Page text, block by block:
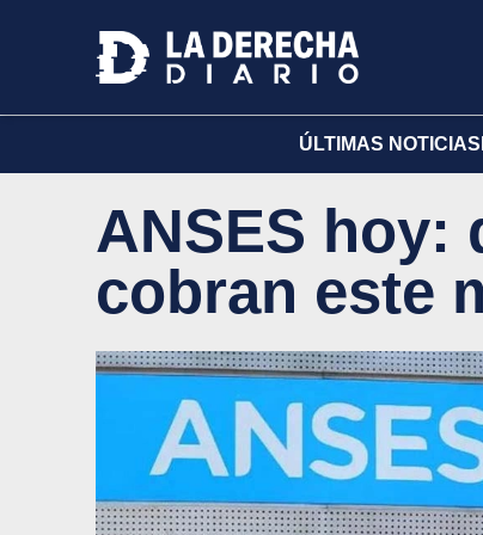
ÚLTIMAS NOTICIAS
ANSES hoy:
cobran este